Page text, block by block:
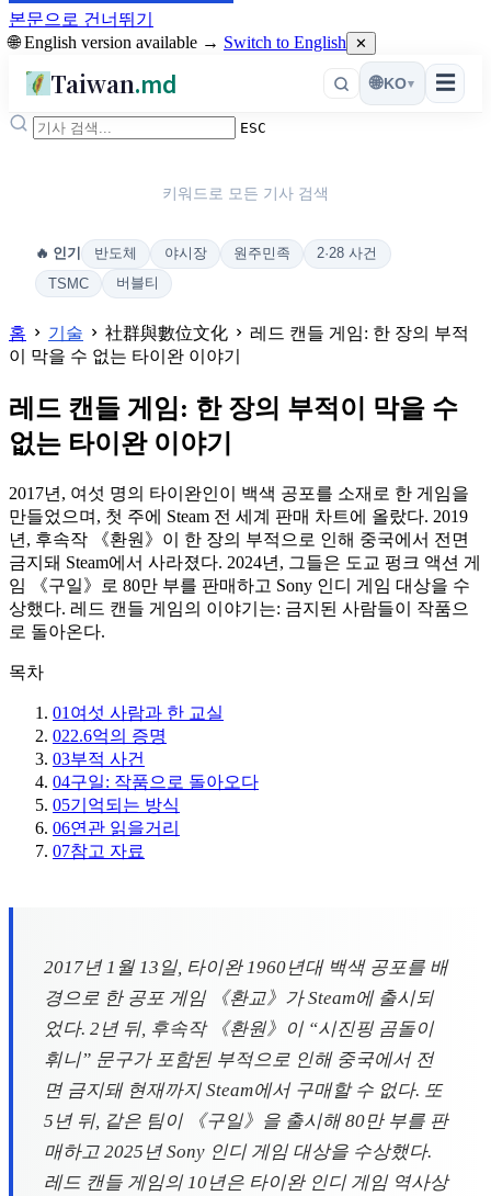
본문으로 건너뛰기
🌐 English version available → Switch to English ✕
Taiwan.md ☰
🌐KO▾
ESC
키워드로 모든 기사 검색
🔥 인기 반도체 야시장 원주민족
2·28 사건
TSMC
버블티
홈 기술 社群與數位文化
레드 캔들 게임: 한 장의 부적
이 막을 수 없는 타이완 이야기
레드 캔들 게임: 한 장의 부적이 막을 수
없는 타이완 이야기
2017년, 여섯 명의 타이완인이 백색 공포를 소재로 한 게임을
만들었으며, 첫 주에 Steam 전 세계 판매 차트에 올랐다. 2019
년, 후속작 《환원》이 한 장의 부적으로 인해 중국에서 전면
금지돼 Steam에서 사라졌다. 2024년, 그들은 도교 펑크 액션 게
임 《구일》로 80만 부를 판매하고 Sony 인디 게임 대상을 수
상했다. 레드 캔들 게임의 이야기는: 금지된 사람들이 작품으
로 돌아온다.
목차
01 여섯 사람과 한 교실
022.6억의 증명
03부적 사건
04구일: 작품으로 돌아오다
05기억되는 방식
06연관 읽을거리
07참고 자료
2017년 1월 13일, 타이완 1960년대 백색 공포를 배
경으로 한 공포 게임 《환교》가 Steam에 출시되
었다. 2년 뒤, 후속작 《환원》이 “시진핑 곰돌이
휘니” 문구가 포함된 부적으로 인해 중국에서 전
면 금지돼 현재까지 Steam에서 구매할 수 없다. 또
5년 뒤, 같은 팀이 《구일》을 출시해 80만 부를 판
매하고 2025년 Sony 인디 게임 대상을 수상했다.
레드 캔들 게임의 10년은 타이완 인디 게임 역사상